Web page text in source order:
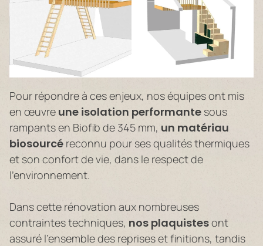
Pour répondre à ces enjeux, nos équipes ont mis
en œuvre une isolation performantesous
rampants en Biofib de 345 mm, un matériau
biosourcé reconnu pour ses qualités thermiques
et son confort de vie, dans le respect de
l’environnement.
Dans cette rénovation aux nombreuses
contraintes techniques, nos plaquistesont
assuré l’ensemble des reprises et finitions, tandis